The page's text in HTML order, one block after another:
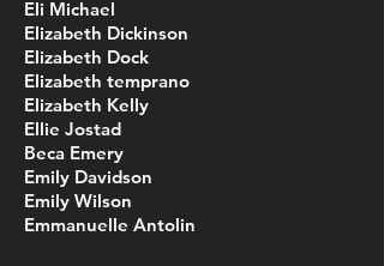
Eli Michael
Elizabeth Dickinson
Elizabeth Dock
Elizabeth temprano
Elizabeth Kelly
Ellie Jostad
Beca Emery
Emily Davidson
Emily Wilson
Emmanuelle Antolin